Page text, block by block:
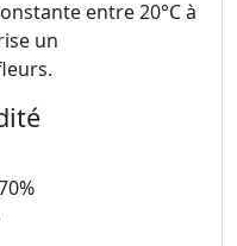
entre 20°C à
un